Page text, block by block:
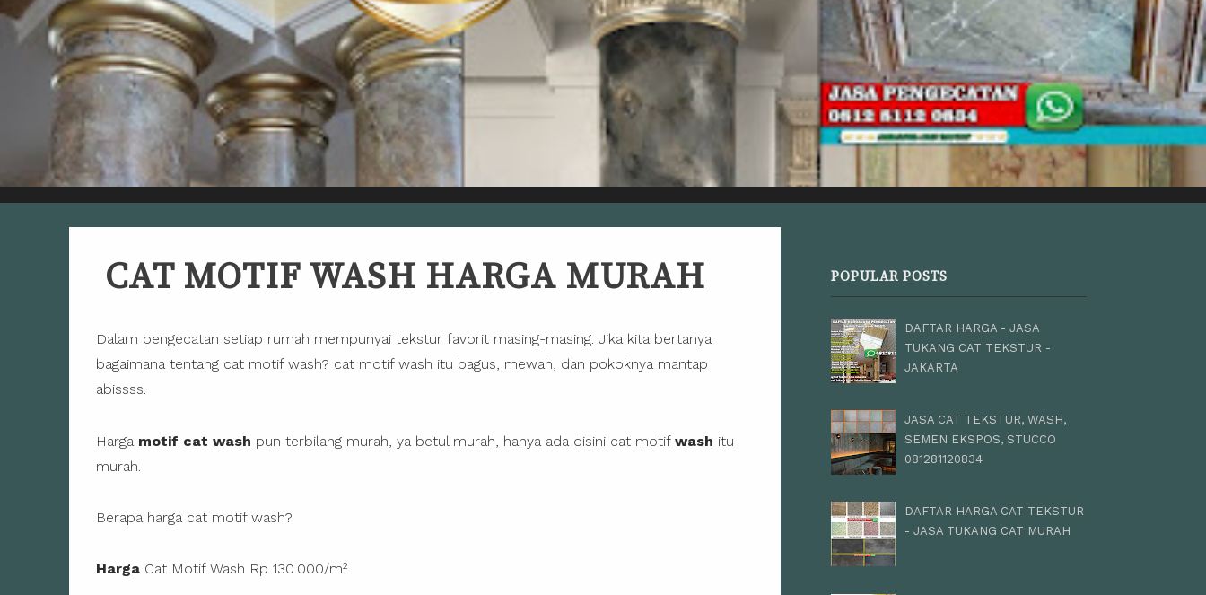
CAT MOTIF WASH HARGA MURAH
Dalam pengecatan setiap rumah mempunyai tekstur favorit masing-masing. Jika kita bertanya
bagaimana tentang cat motif wash? cat motif wash itu bagus, mewah, dan pokoknya mantap
abissss.
Harga motif cat wash pun terbilang murah, ya betul murah, hanya ada disini cat motifwash itu
murah.
Berapa harga cat motif wash?
Harga Cat Motif Wash Rp 130.000/m²
POPULAR POSTS
DAFTAR HARGA - JASA
TUKANG CAT TEKSTUR -
JAKARTA
JASA CAT TEKSTUR, WASH,
SEMEN EKSPOS, STUCCO
081281120834
DAFTAR HARGA CAT TEKSTUR
- JASA TUKANG CAT MURAH